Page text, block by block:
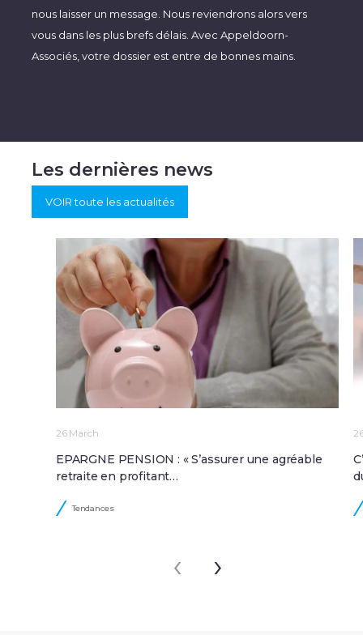
nous laisser un message. Nous reviendrons alors vers
vous dans les plus brefs délais. Avec Appeldoorn-
Associés, votre dossier est entre de bonnes mains.
Les dernières news
VOIR toute les actualités
26 March
EPARGNE PENSION : « S’assurer une agréable
retraite en profitant…
Tendances
‹ ›